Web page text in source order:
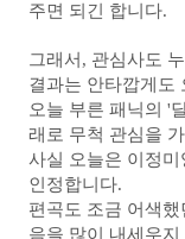
주면 되긴 합니다.
그래서, 관심사도
결과는 안타깝게도
오늘 부른 패닉의 '
래로 무척 관심을
사실 오늘은 이정
인정합니다.
편곡도 조금 어색
음을 많이 내세우